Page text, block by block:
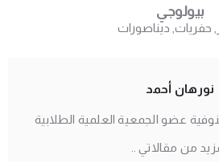
بيولوجي
حفريات ديناصورات
نورهان أحمد
عضو الجمعية العلمية الطلابية
من مقالاتي ..